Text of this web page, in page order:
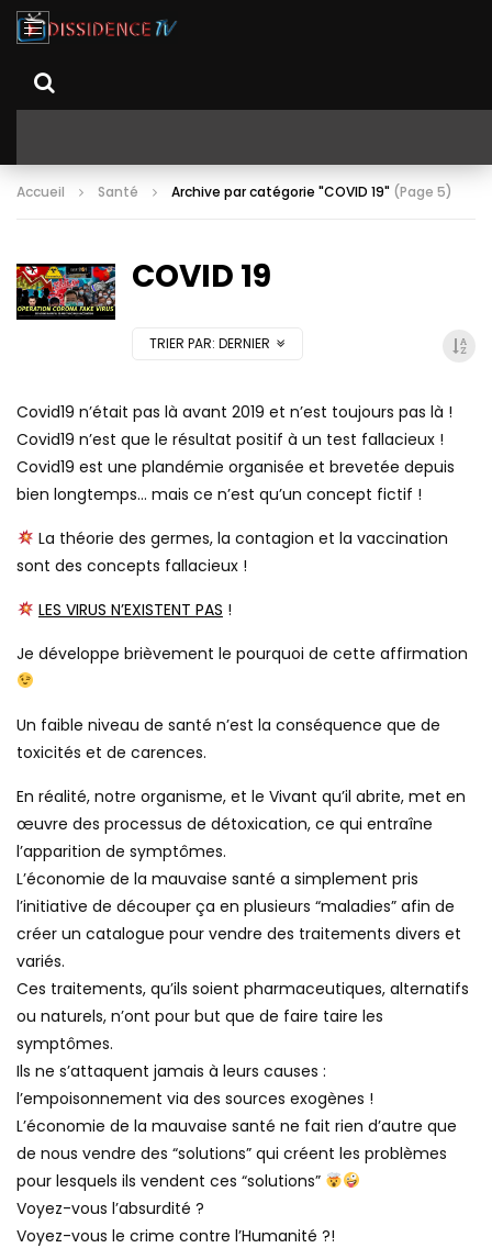
Accueil Santé Archive par catégorie "COVID 19" (Page 5)
COVID 19
TRIER PAR: DERNIER
Covid19 n’était pas là avant 2019 et n’est toujours pas là !
Covid19 n’est que le résultat positif à un test fallacieux !
Covid19 est une plandémie organisée et brevetée depuis
bien longtemps… mais ce n’est qu’un concept fictif !
La théorie des germes, la contagion et la vaccination
sont des concepts fallacieux !
LES VIRUS N’EXISTENT PAS !
Je développe brièvement le pourquoi de cette affirmation
Un faible niveau de santé n’est la conséquence que de
toxicités et de carences.
En réalité, notre organisme, et le Vivant qu’il abrite, met en
œuvre des processus de détoxication, ce qui entraîne
l’apparition de symptômes.
L’économie de la mauvaise santé a simplement pris
l’initiative de découper ça en plusieurs “maladies” afin de
créer un catalogue pour vendre des traitements divers et
variés.
Ces traitements, qu’ils soient pharmaceutiques, alternatifs
ou naturels, n’ont pour but que de faire taire les
symptômes.
Ils ne s’attaquent jamais à leurs causes :
l’empoisonnement via des sources exogènes !
L’économie de la mauvaise santé ne fait rien d’autre que
de nous vendre des “solutions” qui créent les problèmes
pour lesquels ils vendent ces “solutions”
Voyez-vous l’absurdité ?
Voyez-vous le crime contre l’Humanité ?!